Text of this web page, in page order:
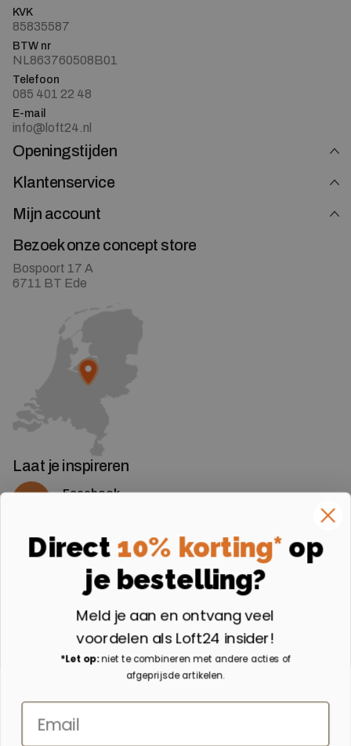
KVK
85835587
BTW nr
NL863760508B01
Telefoon
085 401 22 48
E-mail
info@loft24.nl
Openingstijden
Klantenservice
Mijn account
Bezoek onze concept store
Bospoort 17 A
6711 BT Ede
Laat je inspireren
Facebook
Instagram
Volg ons op Instagram
Aangesloten bij
Direct 10% korting* op
je bestelling?
Meld je aan en ontvang veel
voordelen als Loft24 insider!
*Let op:niet te combineren met andere acties of
afgeprijsde artikelen.
Email